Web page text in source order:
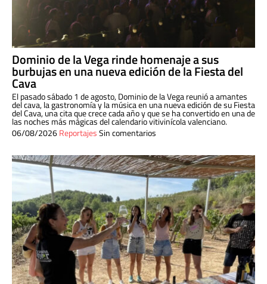
Dominio de la Vega rinde homenaje a sus
burbujas en una nueva edición de la Fiesta del
Cava
El pasado sábado 1 de agosto, Dominio de la Vega reunió a amantes
del cava, la gastronomía y la música en una nueva edición de su Fiesta
del Cava, una cita que crece cada año y que se ha convertido en una de
las noches más mágicas del calendario vitivinícola valenciano.
06/08/2026ReportajesSin comentarios